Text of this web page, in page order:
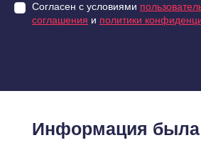
Согласен с условиями
соглашения и политики
Информация была